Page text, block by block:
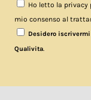
Ho letto la privacy
mio consenso al
Desidero
Qualivita.